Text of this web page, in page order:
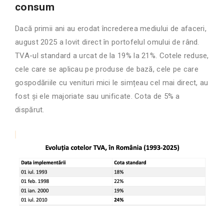
consum
Dacă primii ani au erodat încrederea mediului de afaceri,
august 2025 a lovit direct în portofelul omului de rând.
TVA-ul standard a urcat de la 19% la 21%. Cotele reduse,
cele care se aplicau pe produse de bază, cele pe care
gospodăriile cu venituri mici le simțeau cel mai direct, au
fost și ele majoriate sau unificate. Cota de 5% a
dispărut.